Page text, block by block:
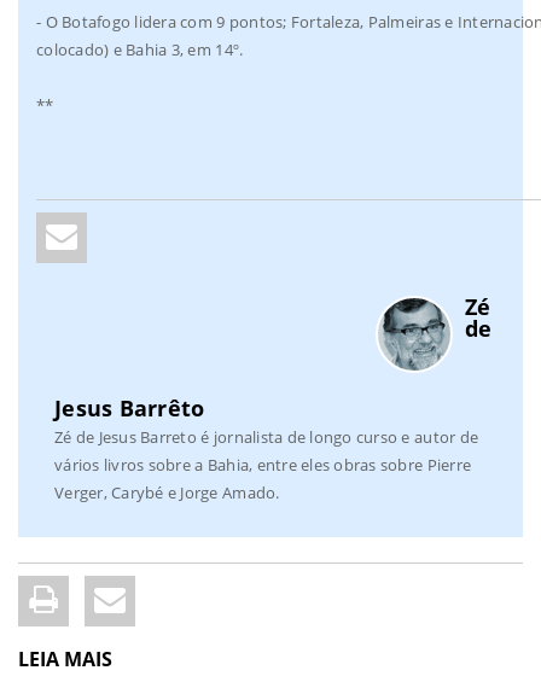
- O Botafogo lidera com 9 pontos; Fortaleza, Palmeiras e
colocado) e Bahia 3, em 14º.
**
Zé
de
Jesus Barrêto
Zé de Jesus Barreto é jornalista de longo curso e autor de
vários livros sobre a Bahia, entre eles obras sobre Pierre
Verger, Carybé e Jorge Amado.
LEIA MAIS